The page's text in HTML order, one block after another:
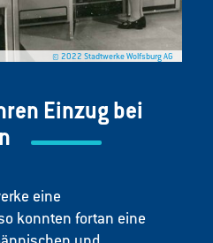
© 2022 Stadtwerke Wolfsburg AG
Einzug bei
eine
konnten fortan eine